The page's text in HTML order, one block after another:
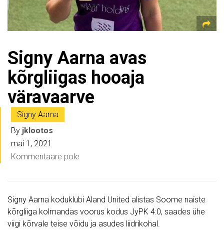
Signy Aarna avas
kõrgliigas hooaja
väravaarve
Signy Aarna
By jklootos
mai 1, 2021
Kommentaare pole
Signy Aarna koduklubi Aland United alistas Soome naiste
kõrgliiga kolmandas voorus kodus JyPK 4:0, saades ühe
viigi kõrvale teise võidu ja asudes liidrikohal.